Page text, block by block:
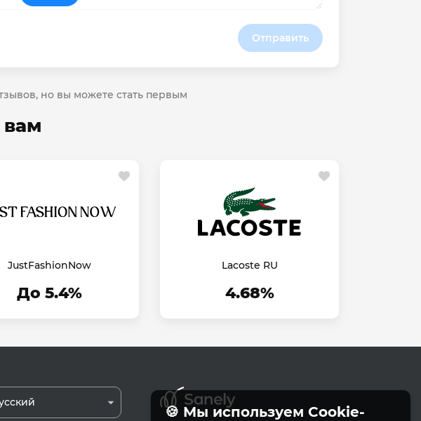
Отправить
но вы можете стать первым
JustFashionNow
До 5.4%
Lacoste RU
4.68%
🍪 Мы используем Cookie-